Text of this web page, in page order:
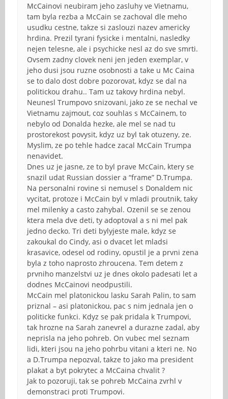
McCainovi neubiram jeho zasluhy ve Vietnamu,
tam byla rezba a McCain se zachoval dle meho
usudku cestne, takze si zaslouzi nazev americky
hrdina. Prezil tyrani fysicke i mentalni, nasledky
nejen telesne, ale i psychicke nesl az do sve smrti.
Ovsem zadny clovek neni jen jeden exemplar, v
jeho dusi jsou ruzne osobnosti a take u Mc Caina
se to dalo dost dobre pozorovat, kdyz se dal na
politickou drahu.. Tam uz takovy hrdina nebyl.
Neunesl Trumpovo snizovani, jako ze se nechal ve
Vietnamu zajmout, coz souhlas s McCainem, to
nebylo od Donalda hezke, ale mel se nad tu
prostorekost povysit, kdyz uz byl tak otuzeny, ze.
Myslim, ze po tehle hadce zacal McCain Trumpa
nenavidet.
Dnes uz je jasne, ze to byl prave McCain, ktery se
snazil udat Russian dossier a “frame” D.Trumpa.
Na personalni rovine si nemusel s Donaldem nic
vycitat, protoze i McCain byl v mladi proutnik, taky
mel milenky a casto zahybal. Ozenil se se zenou
ktera mela dve deti, ty adoptoval a s ni mel pak
jedno decko. Tri deti bylyjeste male, kdyz se
zakoukal do Cindy, asi o dvacet let mladsi
krasavice, odesel od rodiny, opustil je a prvni zena
byla z toho naprosto zhroucena. Tem detem z
prvniho manzelstvi uz je dnes okolo padesati let a
dodnes McCainovi neodpustili.
McCain mel platonickou lasku Sarah Palin, to sam
priznal – asi platonickou, pac s nim jednala jen o
politicke funkci. Kdyz se pak pridala k Trumpovi,
tak hrozne na Sarah zanevrel a durazne zadal, aby
neprisla na jeho pohreb. On vubec mel seznam
lidi, kteri jsou na jeho pohrbu vitani a kteri ne. No
a D.Trumpa nepozval, takze to jako ma president
plakat a byt pokrytec a McCaina chvalit ?
Jak to pozoruji, tak se pohreb McCaina zvrhl v
demonstraci proti Trumpovi.